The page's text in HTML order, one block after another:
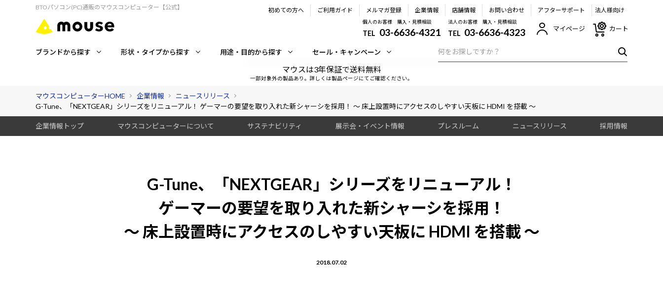
BTOパソコン(PC)通販のマウスコンピューター【公式】 初めての方へ ご利用ガイド メルマガ登録 企業情報 店舗情報 お問い合わせ アフターサポート 法人様向け
個人のお客様 購入・見積相談
TEL 03-6636-4321
法人のお客様 購入・見積相談
TEL 03-6636-4323 マイページ カート
ブランドから探す 形状・タイプから探す 用途・目的から探す セール・キャンペーン
マウスは3年保証で送料無料
一部対象外の製品あり。詳しくは製品ページにてご確認ください。
マウスコンピューターHOME 企業情報
ニュースリリース
G-Tune、「NEXTGEAR」シリーズをリニューアル！ ゲーマーの要望を取り入れた新シャーシを採用！ ～ 床上設置時にアクセスのしやすい天板に HDMI を搭載 ～
企業情報トップ マウスコンピューターについて サステナビリティ 展示会・イベント情報 プレスルーム ニュースリリース 採用情報
G-Tune、「NEXTGEAR」シリーズをリニューアル！
ゲーマーの要望を取り入れた新シャーシを採用！
～ 床上設置時にアクセスのしやすい天板に HDMI を搭載 ～
2018.07.02